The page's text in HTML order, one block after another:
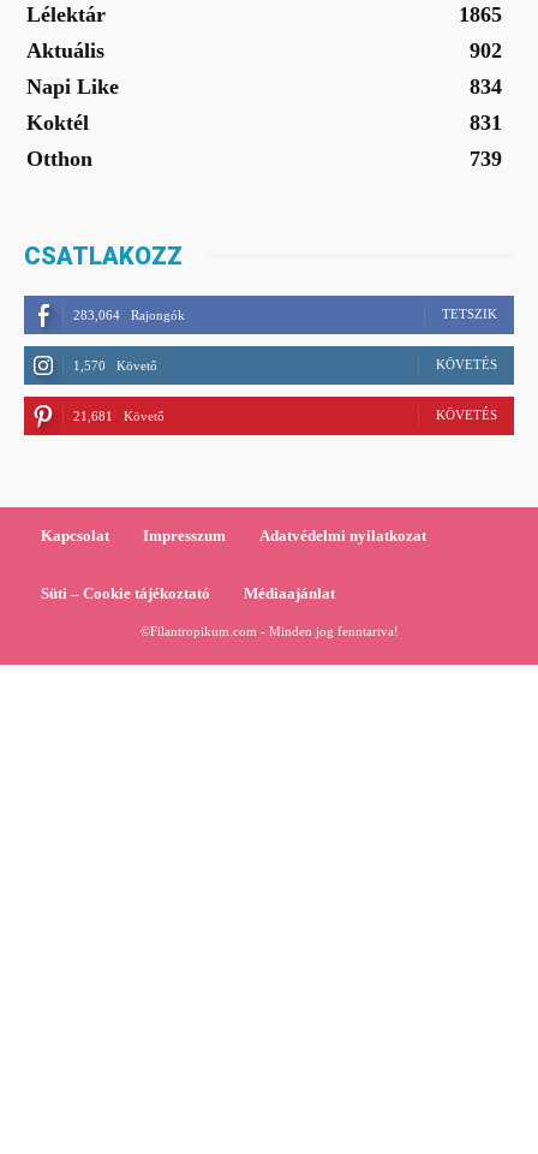
Lélektár
1865
Aktuális
902
Napi Like
834
Koktél
831
Otthon
739
CSATLAKOZZ
283,064 Rajongók TETSZIK
1,570 Követő KÖVETÉS
21,681 Követő KÖVETÉS
Kapcsolat Impresszum Adatvédelmi nyilatkozat
Süti – Cookie tájékoztató Médiaajánlat
©Filantropikum.com - Minden jog fenntartva!